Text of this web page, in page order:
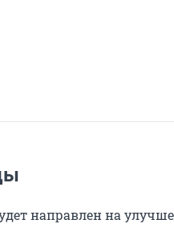
направлен на